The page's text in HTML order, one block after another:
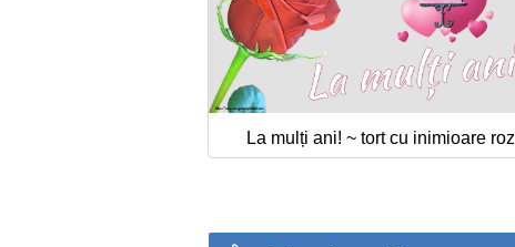
La mulți ani! ~ tort cu inimioare roz